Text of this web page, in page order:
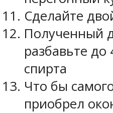
Сделайте
Полученный
разбавьте
спирта
Что бы
приобрел